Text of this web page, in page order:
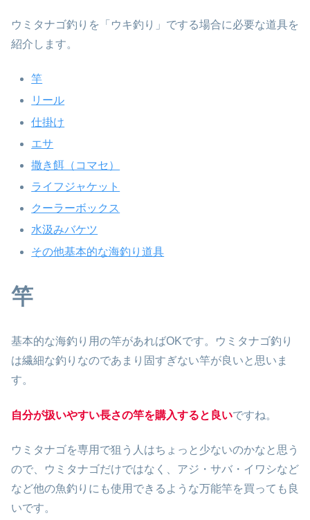
ウミタナゴ釣りを「ウキ釣り」でする場合に必要な道具を
紹介します。
竿
リール
仕掛け
エサ
撒き餌（コマセ）
ライフジャケット
クーラーボックス
水汲みバケツ
その他基本的な海釣り道具
竿
基本的な海釣り用の竿があればOKです。ウミタナゴ釣り
は繊細な釣りなのであまり固すぎない竿が良いと思いま
す。
自分が扱いやすい長さの竿を購入すると良いですね。
ウミタナゴを専用で狙う人はちょっと少ないのかなと思う
ので、ウミタナゴだけではなく、アジ・サバ・イワシなど
など他の魚釣りにも使用できるような万能竿を買っても良
いです。